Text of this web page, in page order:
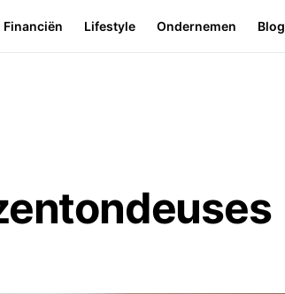
Financiën Lifestyle Ondernemen Blog